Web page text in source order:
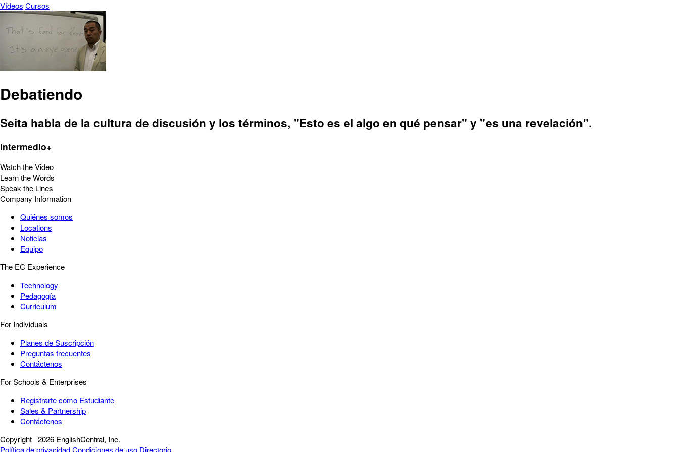
Vídeos Cursos
Debatiendo
Seita habla de la cultura de discusión y los términos, "Esto es el algo en qué pensar" y "es una revelación".
Intermedio+
Watch the Video
Learn the Words
Speak the Lines
Company Information
Quiénes somos
Locations
Noticias
Equipo
The EC Experience
Technology
Pedagogía
Curriculum
For Individuals
Planes de Suscripción
Preguntas frecuentes
Contáctenos
For Schools & Enterprises
Registrarte como Estudiante
Sales & Partnership
Contáctenos
Copyright 2026 EnglishCentral, Inc.